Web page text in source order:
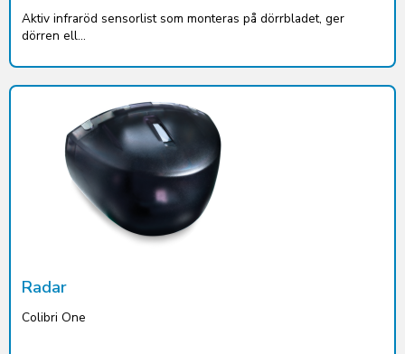
Aktiv infraröd sensorlist som monteras på dörrbladet, ger
dörren ell...
Radar
Colibri One